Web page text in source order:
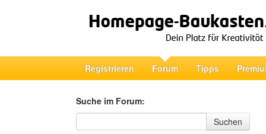
Registrieren Forum Tipps
Suche im Forum:
Suche im Forum
Suchen